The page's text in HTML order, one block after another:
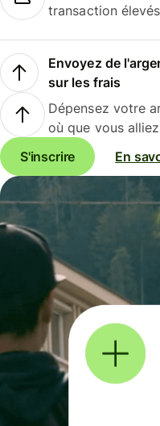
transaction
Envoyez de
sur les frais
Dépensez votre
où que vous
S'inscrire
En